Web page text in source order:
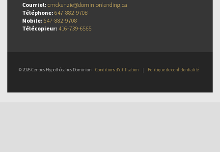
Courriel: cmckenzie@dominionlending.ca
Téléphone: 647-882-9708
Mobile: 647-882-9708
Télécopieur: 416-739-6565
© 2026 Centres Hypothécaires Dominion Conditions d’utilisation | Politique de confidentialité